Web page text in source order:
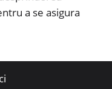
a se asigura